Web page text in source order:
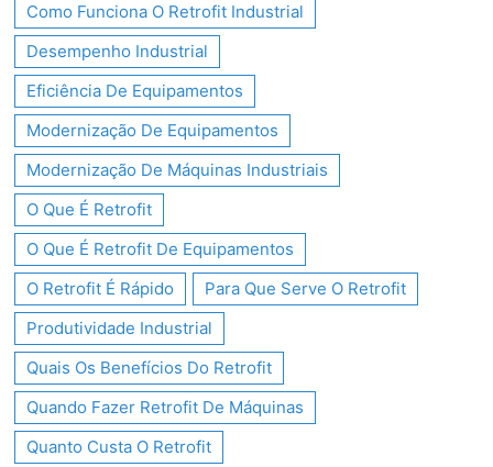
Como Funciona O Retrofit Industrial
Desempenho Industrial
Eficiência De Equipamentos
Modernização De Equipamentos
Modernização De Máquinas Industriais
O Que É Retrofit
O Que É Retrofit De Equipamentos​
O Retrofit É Rápido
Para Que Serve O Retrofit
Produtividade Industrial
Quais Os Benefícios Do Retrofit
Quando Fazer Retrofit De Máquinas
Quanto Custa O Retrofit